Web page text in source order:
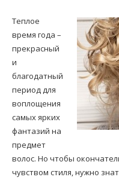
Теплое
время года –
прекрасный
и
благодатный
период для
воплощения
самых ярких
фантазий на
предмет
волос. Но чтобы
чувством стиля, нужно